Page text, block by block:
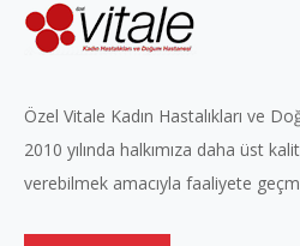
Özel Vitale Kadın Hastalıkları ve
2010 yılında halkımıza daha üst
verebilmek amacıyla faaliyete